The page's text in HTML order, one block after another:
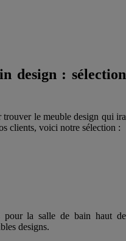
design : sélection
trouver le meuble design qui ira
clients, voici notre sélection :
pour la salle de bain haut de
designs.